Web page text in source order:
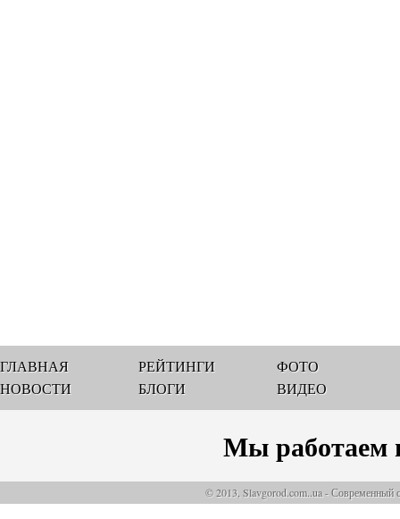
ГЛАВНАЯ
НОВОСТИ
РЕЙТИНГИ
БЛОГИ
ФОТО
ВИДЕО
Мы работаем
© 2013, Slavgorod.com..ua - Современный